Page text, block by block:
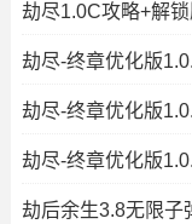
劫尽1.0C攻略+解锁
劫后余生3.8无限子